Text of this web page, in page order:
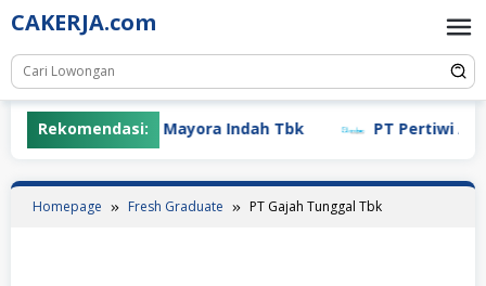
Skip
to
content
CAKERJA.com
Rekomendasi:PT Mayora Indah Tbk PT Pertiwi
Homepage Fresh Graduate PT Gajah Tunggal Tbk